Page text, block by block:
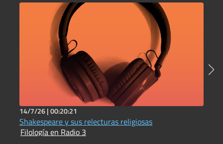
14/7/26 |00:20:21
Shakespeare y sus relecturas religiosas
Filología en Radio 3